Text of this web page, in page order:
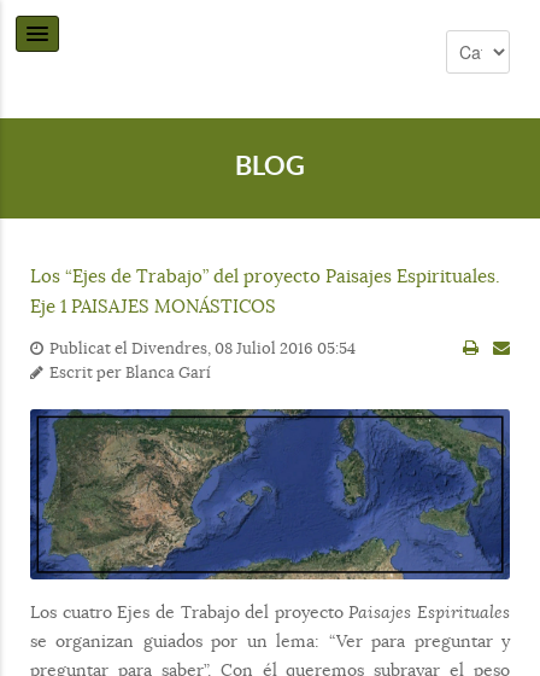
BLOG
Los “Ejes de Trabajo” del proyecto Paisajes Espirituales.
Eje 1 PAISAJES MONÁSTICOS
Publicat el Divendres, 08 Juliol 2016 05:54
Escrit perBlanca Garí
Los cuatro Ejes de Trabajo del proyectoPaisajes Espirituales
se organizan guiados por un lema: “Ver para preguntar y
preguntar para saber”. Con él queremos subrayar el peso